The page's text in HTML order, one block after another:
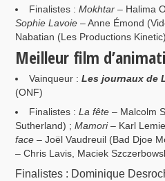
Finalistes : Mokhtar– Halima
Sophie Lavoie – Anne Émond
Nabatian (Les Productions Kinetic)
Meilleur film
Vainqueur : Les journaux de
(ONF)
Finalistes : La fête– Malcolm
Sutherland) ;Mamori– Karl
face – Joël Vaudreuil (Bad Djoe
– Chris Lavis, Maciek
Finalistes : Dominique